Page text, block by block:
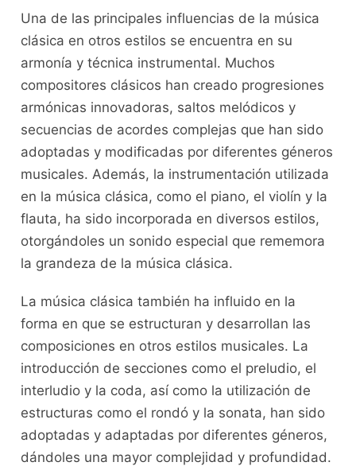
Una de las principales influencias de la música‍
clásica en otros estilos se encuentra⁤ en⁤ su
armonía ⁣y ‍técnica instrumental. Muchos
compositores clásicos han creado progresiones
armónicas innovadoras, saltos melódicos y
secuencias de acordes complejas que ‌han​ sido
‌adoptadas ​y‍ modificadas por diferentes ​géneros
musicales. Además, la ⁢instrumentación utilizada
en la música clásica, como el piano, el violín y la⁢
flauta, ⁣ha sido incorporada en diversos ​estilos,
‍otorgándoles​ un sonido especial que rememora
la grandeza de la música clásica.
La ⁢música clásica también ha ​influido en la​
forma en que se estructuran y​ desarrollan las
composiciones en otros estilos musicales. La
introducción ‍de secciones como el preludio, el
interludio y la coda, así como la​ utilización de
estructuras como el rondó‌ y ​la sonata, han sido
adoptadas y‍ adaptadas por diferentes géneros,
dándoles una​ mayor complejidad y profundidad.